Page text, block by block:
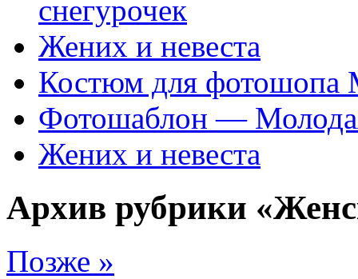
снегурочек
Жених и невеста
Костюм для фотошопа
Фотошаблон —
Жених и невеста
Архив рубрики
Позже »